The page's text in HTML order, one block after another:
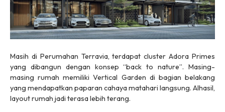
Masih di Perumahan Terravia, terdapatclusterAdora Primes
yang dibangun dengan konsep “back to nature”. Masing-
masing rumah memilikiVertical Garden di bagian belakang
yang mendapatkan paparan cahaya matahari langsung. Alhasil,
layoutrumah jadi terasa lebih terang.